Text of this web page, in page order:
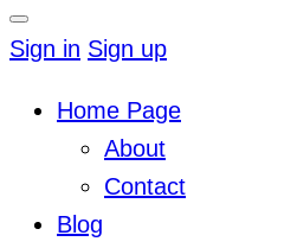
Sign in Sign up
Home Page
About
Contact
Blog